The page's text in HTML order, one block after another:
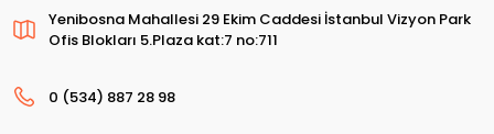
Yenibosna Mahallesi 29 Ekim Caddesi İstanbul Vizyon Park
Ofis Blokları 5.Plaza kat:7 no:711
0 (534) 887 28 98